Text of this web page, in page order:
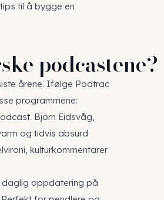
til å bygge en
podcastene?
årene. Ifølge Podtrac
programmene:
Björn Eidsvåg,
og tidvis absurd
kulturkommentarer
daglig oppdatering på